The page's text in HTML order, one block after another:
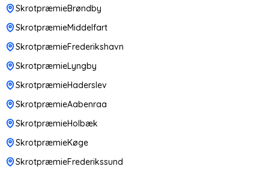
SkrotpræmieBrøndby
SkrotpræmieMiddelfart
SkrotpræmieFrederikshavn
SkrotpræmieLyngby
SkrotpræmieHaderslev
SkrotpræmieAabenraa
SkrotpræmieHolbæk
SkrotpræmieKøge
SkrotpræmieFrederikssund